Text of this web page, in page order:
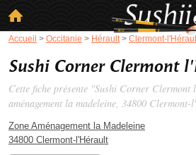
Accueil > Occitanie > Hérault > Clermont-
Sushi Corner Clermont
Cette fiche présente "Sushi Corner
aménagement la madeleine, 34800 Clermont-
Zone Aménagement la Madeleine
34800 Clermont-l'Hérault